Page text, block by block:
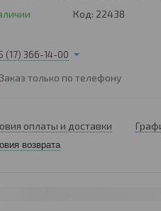
Код: 22438
(17) 366-14-00
Заказ только по телефону
оплаты и доставки
возврата